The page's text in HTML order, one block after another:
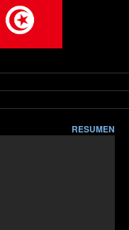
RESUMEN